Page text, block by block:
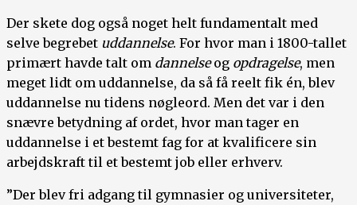
Der skete dog også noget helt fundamentalt med
selve begrebet uddannelse. For hvor man i 1800-tallet
primært havde talt om dannelseog opdragelse, men
meget lidt om uddannelse, da så få reelt fik én, blev
uddannelse nu tidens nøgleord. Men det var i den
snævre betydning af ordet, hvor man tager en
uddannelse i et bestemt fag for at kvalificere sin
arbejdskraft til et bestemt job eller erhverv.
”Der blev fri adgang til gymnasier og universiteter,